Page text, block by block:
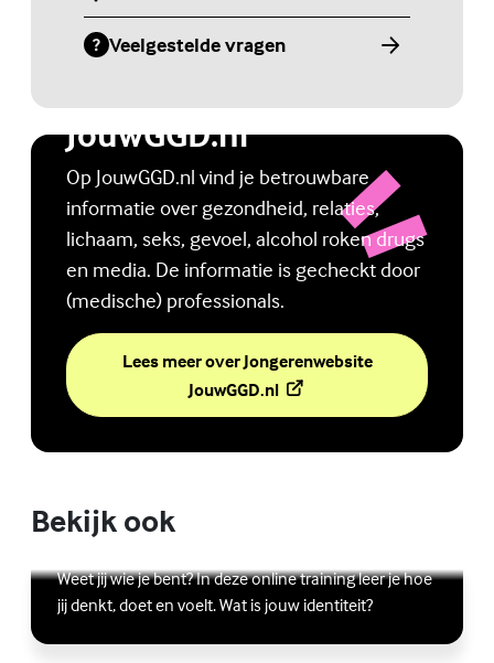
Veelgestelde vragen
(Externe link)
Jongerenwebsite
JouwGGD.nl
Op JouwGGD.nl vind je betrouwbare
informatie over gezondheid, relaties,
lichaam, seks, gevoel, alcohol roken drugs
en media. De informatie is gecheckt door
(medische) professionals.
Lees meer over Jongerenwebsite
JouwGGD.nl(Externe link)
Bekijk ook
Online zelfhulptraining - Wie ben ik?
Weet jij wie je bent? In deze online training leer je hoe
jij denkt, doet en voelt. Wat is jouw identiteit?
Lees meer over Online zelfhulptraining - Wie ben ik?
(Externe link)
Ben jij digitaal in balans?